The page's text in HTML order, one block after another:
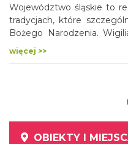
Województwo śląskie to
tradycjach, które
Bożego Narodzenia.
świąt w roku ma swój
wigilijne odgrywają w tym
więcej >>
OBIEKTY I